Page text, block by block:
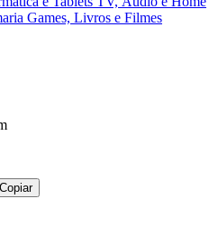
Games, Livros e Filmes
Copiar